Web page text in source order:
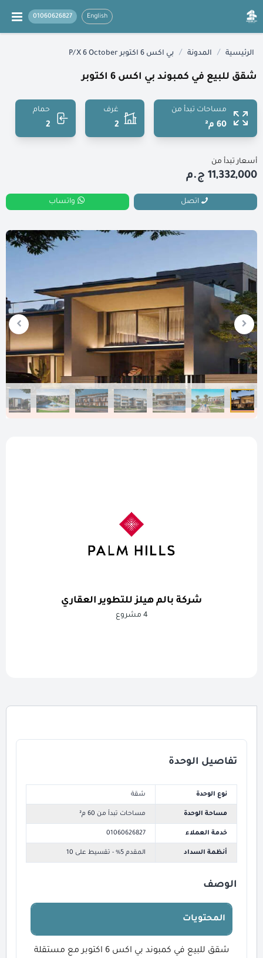
English
01060626827
الرئيسية / المدونة / بي اكس 6 اكتوبر P/X 6 October
شقق للبيع في كمبوند بي اكس 6 اكتوبر
مساحات تبدأ من
60 م²
غرف
2
حمام
2
أسعار تبدأ من
11,332,000 ج.م
اتصل واتساب
شركة بالم هيلز للتطوير العقاري
4 مشروع
تفاصيل الوحدة
نوع الوحدة شقة
مساحة الوحدة مساحات تبدأ من 60 م²
خدمة العملاء 01060626827
أنظمة السداد المقدم 5% - تقسيط على 10
الوصف
المحتويات
شقق للبيع في كمبوند بي اكس 6 اكتوبر مع مستقلة